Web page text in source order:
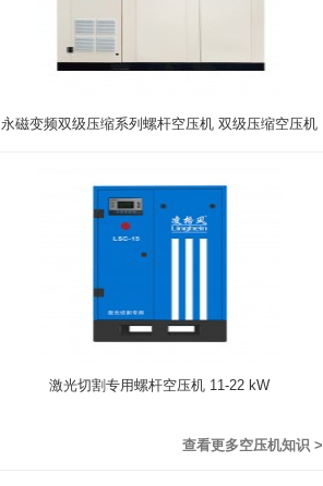
永磁变频双级压缩系列螺杆空压机 双级压缩空压机
激光切割专用螺杆空压机 11-22 kW
查看更多空压机知识 >